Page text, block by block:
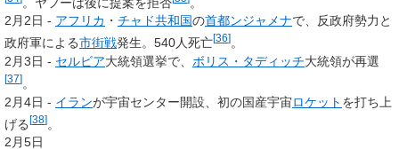
2月2日 - アフリカ ・ チャド共和国の首都ンジャメナで、反政府勢力と
政府軍による市街戦発生。540人死亡[36] 。
2月3日 - セルビア大統領選挙で、 ボリス・タディッチ大統領が再選
[37]。
2月4日 - イランが宇宙センター開設、初の国産宇宙ロケット を打ち上
げる[38]。
2月5日